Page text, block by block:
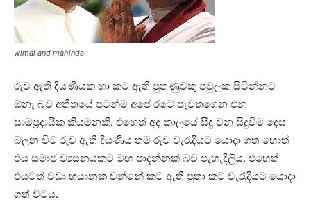
wimal and mahinda
රුව ඇති දියණියක හා කට ඇති පුතණුවකු පවුලක සිටින්නට
ඕනෑ බව අතීතයේ පටන්ම අපේ රටේ පැවතගෙන එන
සාම්ප්‍රදායික කියමනකි. එහෙත් අද කාලයේ සිදු වන සිදුවීම් දෙස
බලන විට රුව ඇති දියණිය තම රුව වැරැදියට යොදා ගත හොත්
එය සමාජ ව්‍යසනයකට මඟ පාදන්නක් බව පැහැදිලිය. එහෙත්
එයටත් වඩා භයානක වන්නේ කට ඇති පුතා කට වැරැදියට යොදා
ගත් විටය.